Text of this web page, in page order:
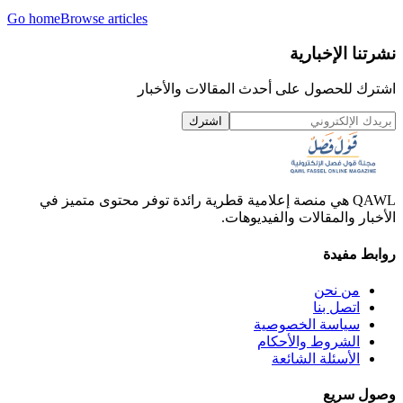
Go homeBrowse articles
نشرتنا الإخبارية
اشترك للحصول على أحدث المقالات والأخبار
اشترك
QAWL هي منصة إعلامية قطرية رائدة توفر محتوى متميز في
الأخبار والمقالات والفيديوهات.
روابط مفيدة
من نحن
اتصل بنا
سياسة الخصوصية
الشروط والأحكام
الأسئلة الشائعة
وصول سريع